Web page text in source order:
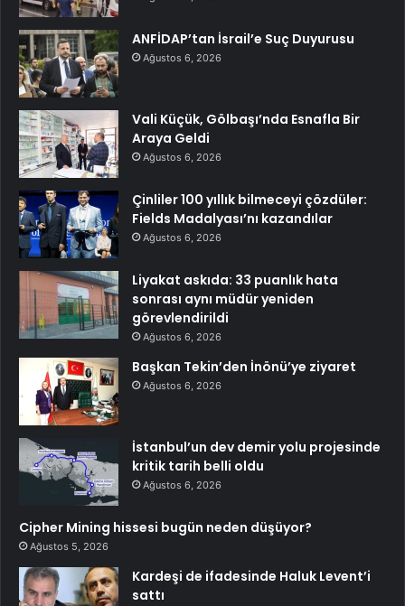
ANFİDAP’tan İsrail’e Suç Duyurusu
Ağustos 6, 2026
Vali Küçük, Gölbaşı’nda Esnafla Bir
Araya Geldi
Ağustos 6, 2026
Çinliler 100 yıllık bilmeceyi çözdüler:
Fields Madalyası’nı kazandılar
Ağustos 6, 2026
Liyakat askıda: 33 puanlık hata
sonrası aynı müdür yeniden
görevlendirildi
Ağustos 6, 2026
Başkan Tekin’den İnönü’ye ziyaret
Ağustos 6, 2026
İstanbul’un dev demir yolu projesinde
kritik tarih belli oldu
Ağustos 6, 2026
Cipher Mining hissesi bugün neden düşüyor?
Ağustos 5, 2026
Kardeşi de ifadesinde Haluk Levent’i
sattı